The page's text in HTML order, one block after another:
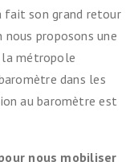
fait son grand retour
nous proposons une
la métropole
dans les
au baromètre est
nous mobiliser